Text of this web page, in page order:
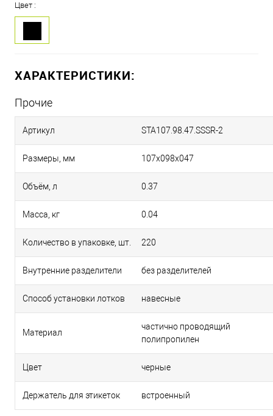
Цвет :
ХАРАКТЕРИСТИКИ:
Прочие
Артикул STA107.98.47.SSSR-2
Размеры, мм 107х098х047
Объём, л 0.37
Масса, кг 0.04
Количество в упаковке, шт. 220
Внутренние разделители без разделителей
Способ установки лотков навесные
Материал
частично проводящий
полипропилен
Цвет черные
Держатель для этикеток встроенный